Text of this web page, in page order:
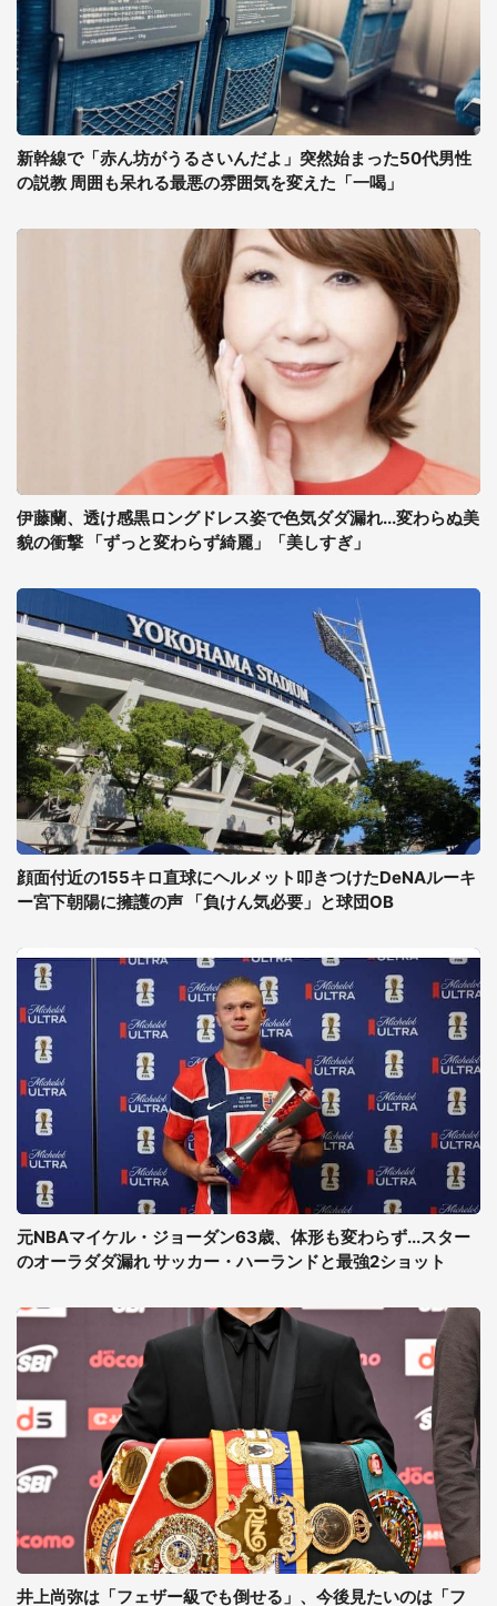
新幹線で「赤ん坊がうるさいんだよ」突然始まった50代男性
の説教 周囲も呆れる最悪の雰囲気を変えた「一喝」
伊藤蘭、透け感黒ロングドレス姿で色気ダダ漏れ...変わらぬ美
貌の衝撃 「ずっと変わらず綺麗」「美しすぎ」
顔面付近の155キロ直球にヘルメット叩きつけたDeNAルーキ
ー宮下朝陽に擁護の声 「負けん気必要」と球団OB
元NBAマイケル・ジョーダン63歳、体形も変わらず...スター
のオーラダダ漏れ サッカー・ハーランドと最強2ショット
井上尚弥は「フェザー級でも倒せる」、今後見たいのは「フ